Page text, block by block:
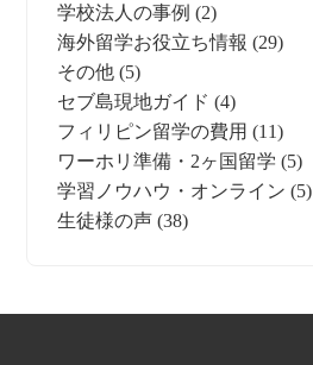
学校法人の事例 (2)
海外留学お役立ち情報 (29)
その他 (5)
セブ島現地ガイド (4)
フィリピン留学の費用 (11)
ワーホリ準備・2ヶ国留学 (5)
学習ノウハウ・オンライン (5)
生徒様の声 (38)